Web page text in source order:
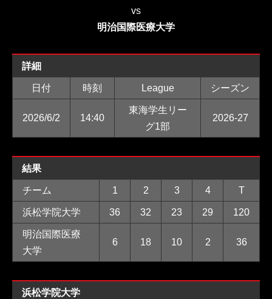
vs
明治国際医療大学
詳細
日付 時刻 League シーズン
2026/6/2 14:40
東海学生リー
グ1部
2026-27
結果
チーム 1 2 3 4 T
浜松学院大学 36 32 23 29 120
明治国際医療
大学
6 18 10 2 36
浜松学院大学